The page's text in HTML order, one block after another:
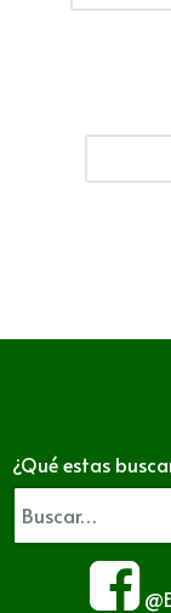
¿Qué estas